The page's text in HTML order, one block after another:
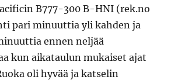
B777-300 B-HNI (rek.no
pari minuuttia yli kahden ja
ennen neljää
kun aikataulun mukaiset ajat
oli hyvää ja katselin